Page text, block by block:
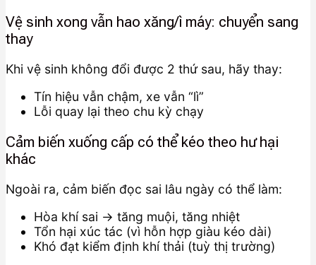
Vệ sinh xong vẫn hao xăng/ì máy: chuyển sang
thay
Khi vệ sinh không đổi được 2 thứ sau, hãy thay:
Tín hiệu vẫn chậm, xe vẫn “lì”
Lỗi quay lại theo chu kỳ chạy
Cảm biến xuống cấp có thể kéo theo hư hại
khác
Ngoài ra, cảm biến đọc sai lâu ngày có thể làm:
Hòa khí sai → tăng muội, tăng nhiệt
Tổn hại xúc tác (vì hỗn hợp giàu kéo dài)
Khó đạt kiểm định khí thải (tuỳ thị trường)